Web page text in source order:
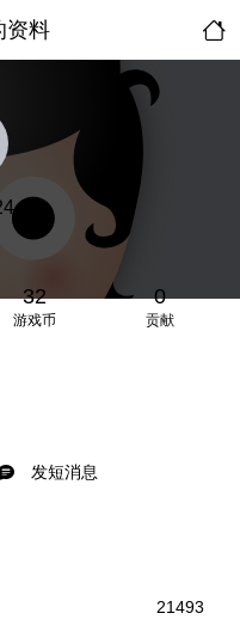
资料
32
游戏币
0
贡献
发短消息
21493